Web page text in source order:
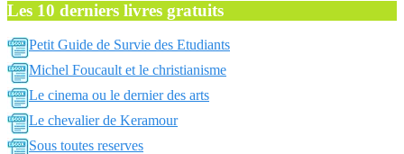
Les 10 derniers livres gratuits
Petit Guide de Survie des Etudiants
Michel Foucault et le christianisme
Le cinema ou le dernier des arts
Le chevalier de Keramour
Sous toutes reserves